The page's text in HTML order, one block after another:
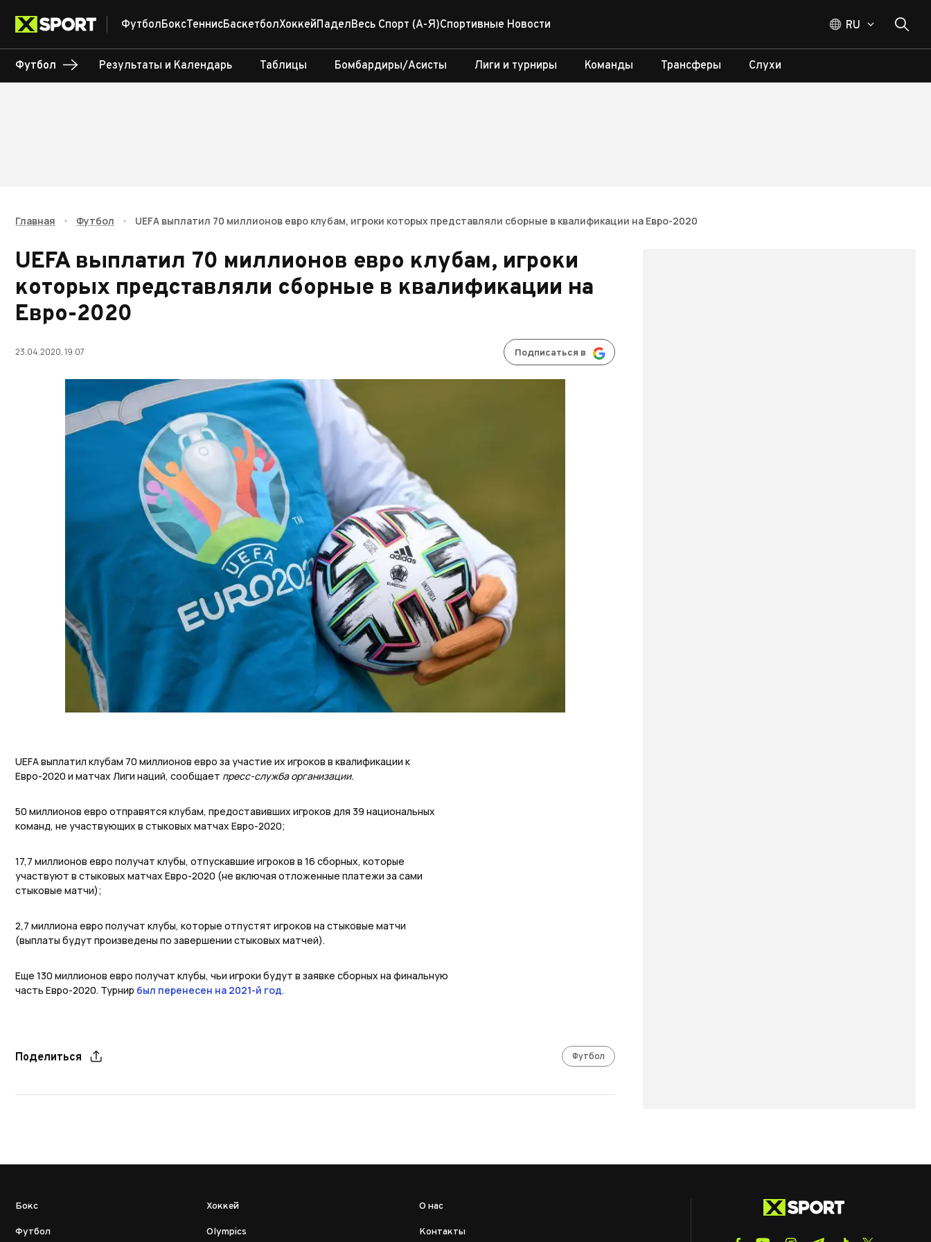
ФутболБоксТеннисБаскетболХоккейПаделВесь Спорт (А-Я)Спортивные Новости RU
Футбол Результаты и Календарь Таблицы Бомбардиры/Асисты Лиги и турниры Команды Трансферы Слухи
Главная • Футбол • UEFA выплатил 70 миллионов евро клубам, игроки которых представляли сборные в квалификации на Евро-2020
UEFA выплатил 70 миллионов евро клубам, игроки
которых представляли сборные в квалификации на
Евро-2020
23.04.2020, 19:07 Подписаться в
UEFA выплатил клубам 70 миллионов евро за участие их игроков в квалификации к
Евро-2020 и матчах Лиги наций, сообщает пресс-служба организации.
50 миллионов евро отправятся клубам, предоставивших игроков для 39 национальных
команд, не участвующих в стыковых матчах Евро-2020;
17,7 миллионов евро получат клубы, отпускавшие игроков в 16 сборных, которые
участвуют в стыковых матчах Евро-2020 (не включая отложенные платежи за сами
стыковые матчи);
2,7 миллиона евро получат клубы, которые отпустят игроков на стыковые матчи
(выплаты будут произведены по завершении стыковых матчей).
Еще 130 миллионов евро получат клубы, чьи игроки будут в заявке сборных на финальную
часть Евро-2020. Турнир был перенесен на 2021-й год.
Поделиться Футбол
Бокс
Футбол
Хоккей
Olympics
О нас
Контакты